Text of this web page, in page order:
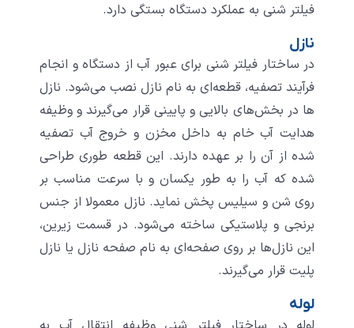
فیلتر شنی به عملکرد دستگاه بستگی دارد.
نازل
در ساختار فیلتر شنی برای عبور آب از دستگاه و انجام
فرآیند تصفیه، قطعه‌ای به نام نازل نصب می‌شود. نازل
ها در بخش‌های بالایی و پایینی قرار می‌گیرند و وظیفه
هدایت آب خام به داخل مخزن و خروج آب تصفیه
‌شده از آن را بر عهده دارند. این قطعه طوری طراحی
شده‌ که آب را به طور یکسان و با سرعت مناسب بر
روی شن و سیلیس پخش نماید. نازل معمولا از جنس
برنجی و پلاستیکی ساخته می‌شود. در قسمت زیرین،
این نازل‌ها بر روی صفحه‌ای به نام صفحه نازل یا نازل
پلیت قرار می‌گیرند.
لوله